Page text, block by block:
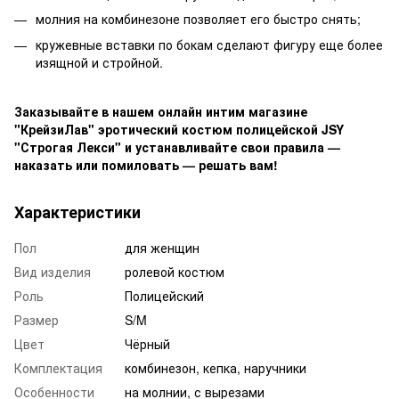
молния на комбинезоне позволяет его быстро снять;
кружевные вставки по бокам сделают фигуру еще более
изящной и стройной.
Заказывайте в нашем онлайн интим магазине
"КрейзиЛав" эротический костюм полицейской JSY
"Строгая Лекси" и устанавливайте свои правила —
наказать или помиловать — решать вам!
Характеристики
Пол
для женщин
Вид изделия
ролевой костюм
Роль
Полицейский
Размер
S/M
Цвет
Чёрный
Комплектация
комбинезон, кепка, наручники
Особенности
на молнии, с вырезами